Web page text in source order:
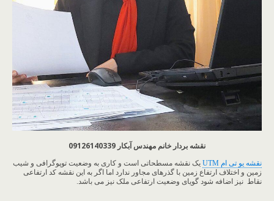
نقشه بردار خانم مهندس آبکار 09126140339
نقشه یو تی ام UTM
یک نقشه مسطحاتی است و کاری به وضعیت توپوگرافی و شیب
زمین و اختلاف ارتفاع زمین با گذرهای مجاور ندارد اما اگر به این نقشه کد ارتفاعی
نقاط نیز اضافه شود گویای وضعیت ارتفاعی ملک نیز می باشد.